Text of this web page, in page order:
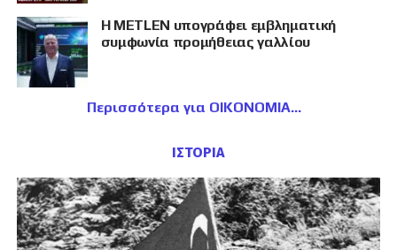
Η METLEN υπογράφει εμβληματική
συμφωνία προμήθειας γαλλίου
Περισσότερα για ΟΙΚΟΝΟΜΙΑ
ΙΣΤΟΡΙΑ